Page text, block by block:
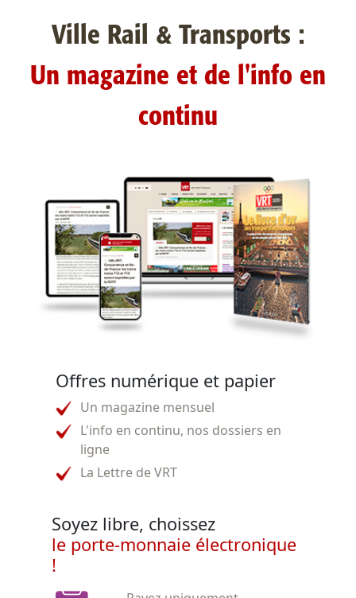
Ville Rail & Transports :
Un magazine et de l'info en
continu
Offres numérique et papier
Un magazine mensuel
L'info en continu, nos dossiers en
ligne
La Lettre de VRT
Soyez libre, choissez
le porte-monnaie électronique
!